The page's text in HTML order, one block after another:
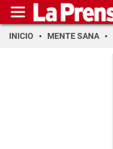
INICIO MENTE SANA